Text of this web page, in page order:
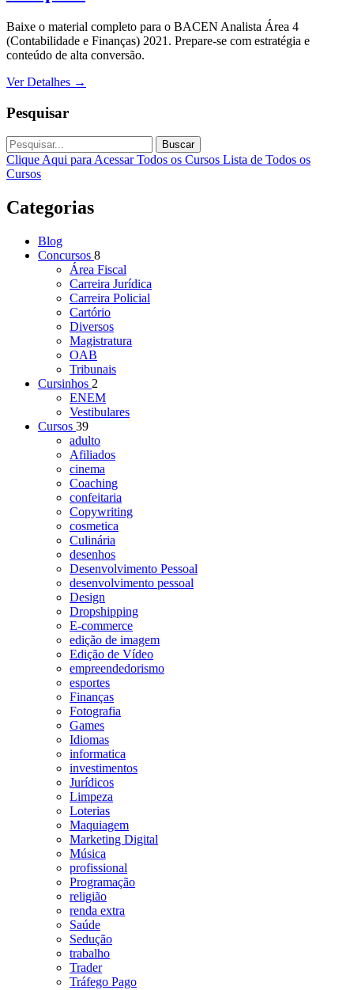
Baixe o material completo para o BACEN Analista Área 4
(Contabilidade e Finanças) 2021. Prepare-se com estratégia e
conteúdo de alta conversão.
Ver Detalhes →
Pesquisar
Buscar
Clique Aqui para Acessar Todos os Cursos Lista de Todos os
Cursos
Categorias
Blog
Concursos 8
Área Fiscal
Carreira Jurídica
Carreira Policial
Cartório
Diversos
Magistratura
OAB
Tribunais
Cursinhos 2
ENEM
Vestibulares
Cursos 39
adulto
Afiliados
cinema
Coaching
confeitaria
Copywriting
cosmetica
Culinária
desenhos
Desenvolvimento Pessoal
desenvolvimento pessoal
Design
Dropshipping
E-commerce
edição de imagem
Edição de Vídeo
empreendedorismo
esportes
Finanças
Fotografia
Games
Idiomas
informatica
investimentos
Jurídicos
Limpeza
Loterias
Maquiagem
Marketing Digital
Música
profissional
Programação
religião
renda extra
Saúde
Sedução
trabalho
Trader
Tráfego Pago